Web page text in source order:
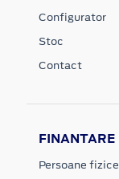
Configurator
Stoc
Contact
FINANTARE
Persoane fizice